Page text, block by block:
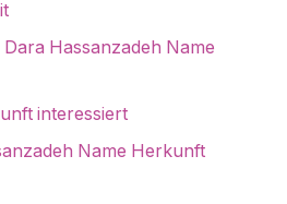
Hassanzadeh Name
interessiert
Name Herkunft